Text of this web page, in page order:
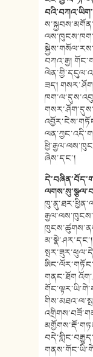
བཀའ་རྒྱ།
ཟད།
ཞེས་དང་།
གནང་ཐོག